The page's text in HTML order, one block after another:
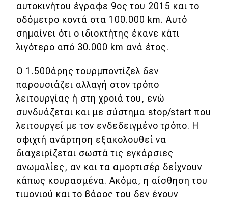
αυτοκινήτου έγραφε 9ος του 2015 και το
οδόμετρο κοντά στα 100.000 km. Αυτό
σημαίνει ότι ο ιδιοκτήτης έκανε κάτι
λιγότερο από 30.000 km ανά έτος.
Ο 1.500άρης τουρμποντίζελ δεν
παρουσιάζει αλλαγή στον τρόπο
λειτουργίας ή στη χροιά του, ενώ
συνδυάζεται και με σύστημα stop/start που
λειτουργεί με τον ενδεδειγμένο τρόπο. Η
σφιχτή ανάρτηση εξακολουθεί να
διαχειρίζεται σωστά τις εγκάρσιες
ανωμαλίες, αν και τα αμορτισέρ δείχνουν
κάπως κουρασμένα. Ακόμα, η αίσθηση του
τιμονιού και το βάρος του δεν έχουν